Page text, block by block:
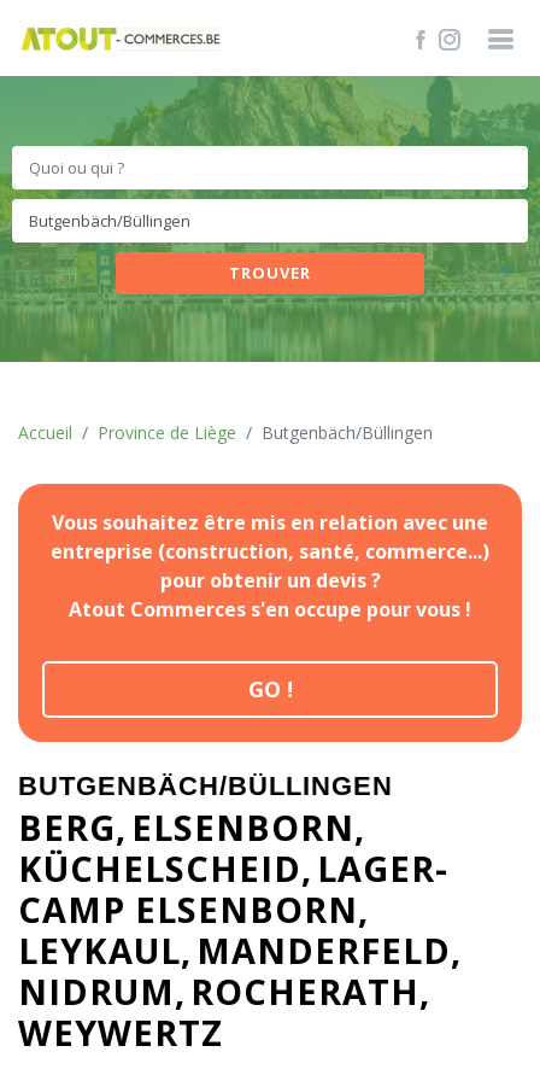
TROUVER
Accueil Province de Liège Butgenbäch/Büllingen
Vous souhaitez être mis en relation avec une
entreprise (construction, santé, commerce...)
pour obtenir un devis ?
Atout Commerces s'en occupe pour vous !
GO !
BUTGENBÄCH/BÜLLINGEN
BERG ELSENBORN
KÜCHELSCHEID LAGER-
CAMP ELSENBORN
LEYKAUL MANDERFELD
NIDRUM ROCHERATH
WEYWERTZ